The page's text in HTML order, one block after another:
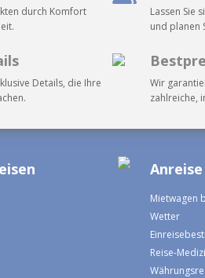
durch Komfort
Lassen Sie
und planen
Details, die Ihre
Wir
zahlreiche,
Mietwagen
Wetter
Reise-